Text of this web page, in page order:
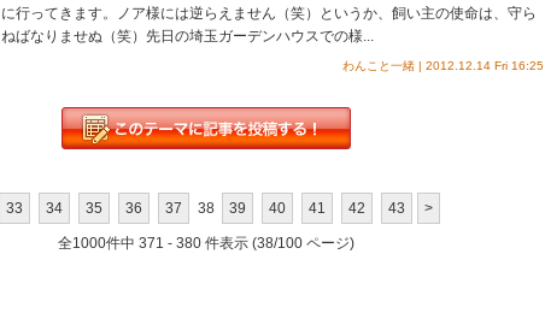
に行ってきます。ノア様には逆らえません（笑）というか、飼い主の使命は、守ら
ねばなりませぬ（笑）先日の埼玉ガーデンハウスでの様...
わんこと一緒 | 2012.12.14 Fri 16:25
33 34 35 36 37 38 39 40 41 42 43 >
全1000件中 371 - 380 件表示 (38/100 ページ)